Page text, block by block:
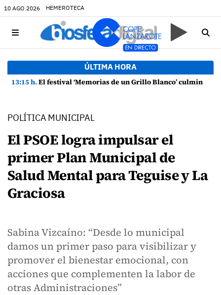
10 AGO 2026 HEMEROTECA
ÚLTIMA HORA
13:15 h.El festival ‘Memorias de un Grillo Blanco’ culmina su primera edición con un gran mural en Punta Mujeres
POLÍTICA MUNICIPAL
El PSOE logra impulsar el
primer Plan Municipal de
Salud Mental para Teguise y La
Graciosa
Sabina Vizcaíno: “Desde lo municipal
damos un primer paso para visibilizar y
promover el bienestar emocional, con
acciones que complementen la labor de
otras Administraciones”